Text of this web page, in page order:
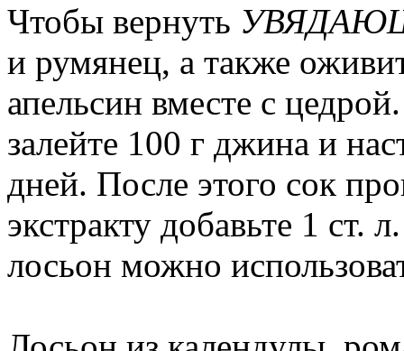
Чтобы вернуть
и румянец, а также
апельсин вместе с
залейте 100 г джина и
дней. После этого сок
экстракту добавьте 1 ст.
лосьон можно